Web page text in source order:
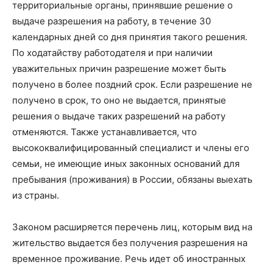
территориальные органы, принявшие решение о
выдаче разрешения на работу, в течение 30
календарных дней со дня принятия такого решения.
По ходатайству работодателя и при наличии
уважительных причин разрешение может быть
получено в более поздний срок. Если разрешение не
получено в срок, то оно не выдается, принятые
решения о выдаче таких разрешений на работу
отменяются. Также устанавливается, что
высококвалифицированный специалист и члены его
семьи, не имеющие иных законных оснований для
пребывания (проживания) в России, обязаны выехать
из страны.
Законом расширяется перечень лиц, которым вид на
жительство выдается без получения разрешения на
временное проживание. Речь идет об иностранных